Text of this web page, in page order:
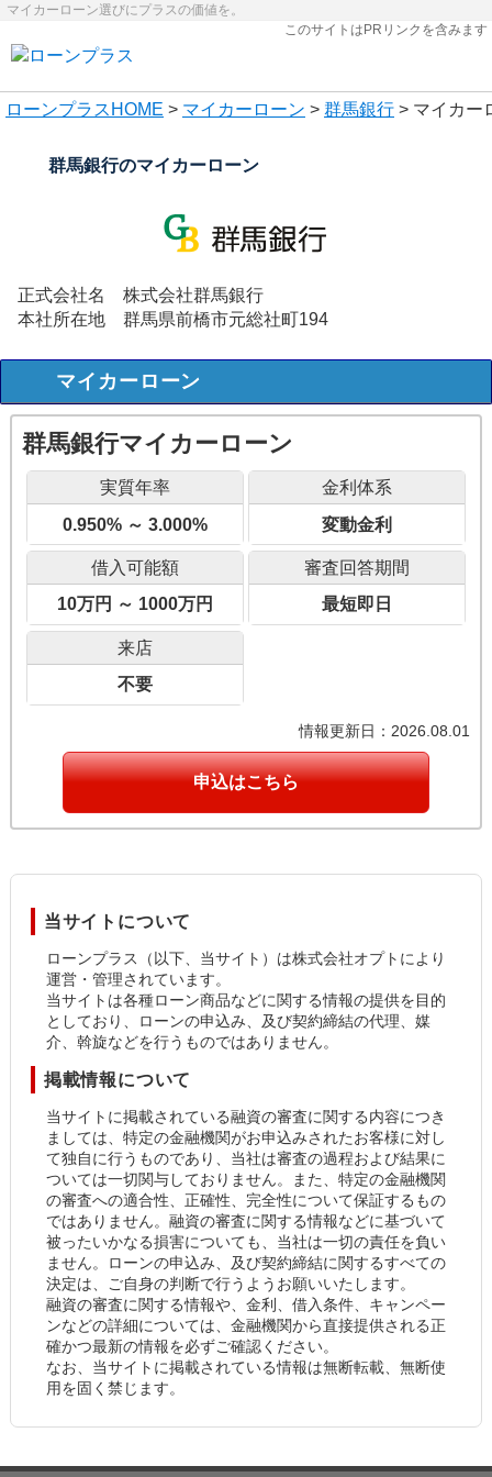
マイカーローン選びにプラスの価値を。
このサイトはPRリンクを含みます
ローンプラス HOME > マイカーローン > 群馬銀行 > マイカー
群馬銀行のマイカーローン
正式会社名
株式会社群馬銀行
本社所在地
群馬県前橋市元総社町194
マイカーローン
情報更新日：2026.08.01
群馬銀行マイカーローン
実質年率
0.950% ～ 3.000%
金利体系
変動金利
借入可能額
10万円 ～ 1000万円
審査回答期間
最短即日
来店
不要
申込はこちら
当サイトについて
ローンプラス（以下、当サイト）は株式会社オプトにより
運営・管理されています。
当サイトは各種ローン商品などに関する情報の提供を目的
としており、ローンの申込み、及び契約締結の代理、媒
介、斡旋などを行うものではありません。
掲載情報について
当サイトに掲載されている融資の審査に関する内容につき
ましては、特定の金融機関がお申込みされたお客様に対し
て独自に行うものであり、当社は審査の過程および結果に
ついては一切関与しておりません。また、特定の金融機関
の審査への適合性、正確性、完全性について保証するもの
ではありません。融資の審査に関する情報などに基づいて
被ったいかなる損害についても、当社は一切の責任を負い
ません。ローンの申込み、及び契約締結に関するすべての
決定は、ご自身の判断で行うようお願いいたします。
融資の審査に関する情報や、金利、借入条件、キャンペー
ンなどの詳細については、金融機関から直接提供される正
確かつ最新の情報を必ずご確認ください。
なお、当サイトに掲載されている情報は無断転載、無断使
用を固く禁じます。